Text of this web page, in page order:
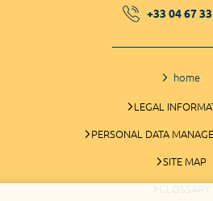
+33 04 67
home
LEGAL
PERSONAL DATA
SITE MAP
GLOSSARY